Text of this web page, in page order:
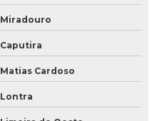
Miradouro
Caputira
Matias Cardoso
Lontra